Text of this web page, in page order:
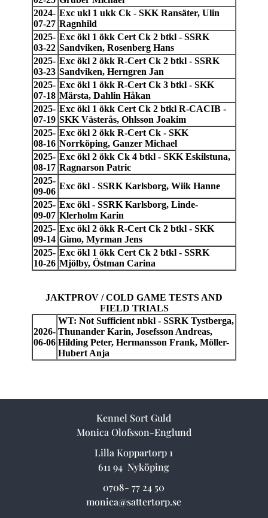
Kennel Sort Guld
Monica Olofsson-Englund
Lilla Koppartorp 1
611 94 Nyköping
0708- 77 24 50
monica@sattertorp.se